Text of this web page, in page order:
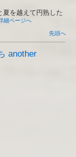
夏を越えて円熟した
細ページへ
先頭へ
another